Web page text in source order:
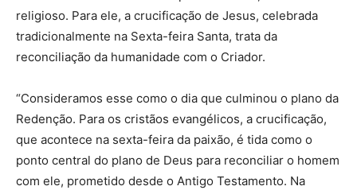
religioso. Para ele, a crucificação de Jesus, celebrada
tradicionalmente na Sexta-feira Santa, trata da
reconciliação da humanidade com o Criador.
“Consideramos esse como o dia que culminou o plano da
Redenção. Para os cristãos evangélicos, a crucificação,
que acontece na sexta-feira da paixão, é tida como o
ponto central do plano de Deus para reconciliar o homem
com ele, prometido desde o Antigo Testamento. Na